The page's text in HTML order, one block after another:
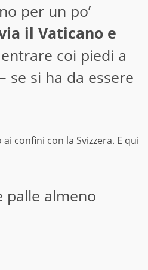
per un po’
il Vaticano e
coi piedi a
si ha da essere
confini con la Svizzera. E qui
palle almeno